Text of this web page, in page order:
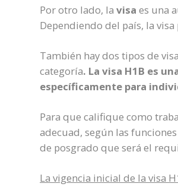
Por otro lado, la visa es una
Dependiendo del país, la
También hay dos tipos de
categoría. La visa H1B es
específicamente para
Para que califique como
adecuad, según las
de posgrado que será el
La vigencia inicial de la visa